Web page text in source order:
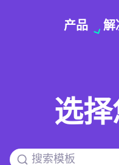
产品 解
选